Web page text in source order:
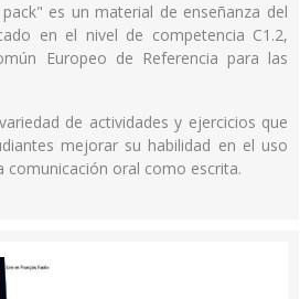
es un material de enseñanza del
en el nivel de competencia C1.2,
Europeo de Referencia para las
de actividades y ejercicios que
mejorar su habilidad en el uso
comunicación oral como escrita.